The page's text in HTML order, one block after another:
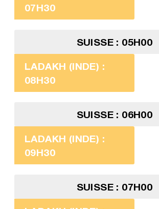
07H30
SUISSE : 05H00
LADAKH (INDE) :
08H30
SUISSE : 06H00
LADAKH (INDE) :
09H30
SUISSE : 07H00